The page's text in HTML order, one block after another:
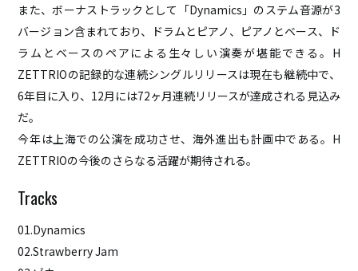
また、ボーナストラックとして「Dynamics」のステム音源が3
バージョン含まれており、ドラムとピアノ、ピアノとベース、ド
ラムとベースのペアによる生々しい演奏が堪能できる。H
ZETTRIOの記録的な連続シングルリリースは現在も継続中で、
6年目に入り、12月には72ヶ月連続リリースが達成される見込み
だ。
今年は上海での公演を成功させ、海外進出も計画中である。H
ZETTRIOの今後のさらなる活躍が期待される。
01.Dynamics
02.Strawberry Jam